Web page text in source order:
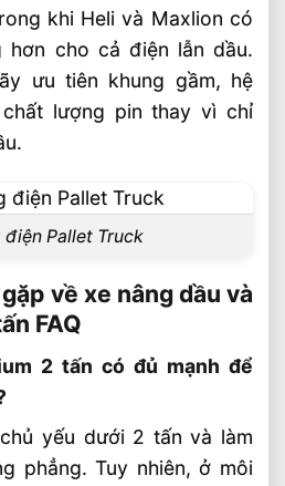
khi Heli và Maxlion có
hơn cho cả điện lẫn dầu.
ưu tiên khung gầm, hệ
lượng pin thay vì chỉ
điện Pallet Truck
về xe nâng dầu và
FAQ
2 tấn có đủ mạnh để
yếu dưới 2 tấn và làm
phẳng. Tuy nhiên, ở môi